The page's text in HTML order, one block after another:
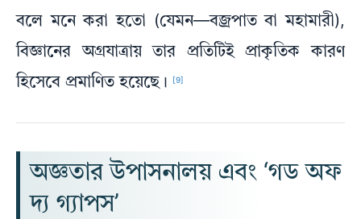
বলে মনে করা হতো (যেমন—বজ্রপাত বা মহামারী),
বিজ্ঞানের অগ্রযাত্রায় তার প্রতিটিই প্রাকৃতিক কারণ
হিসেবে প্রমাণিত হয়েছে।
[9]
অজ্ঞতার উপাসনালয় এবং ‘গড অফ
দ্য গ্যাপস’